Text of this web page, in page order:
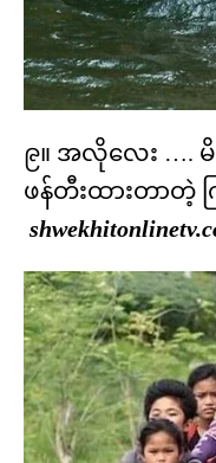
၉။ အလိုလေး ….
ဖန်တီးထားတာတဲ့ က